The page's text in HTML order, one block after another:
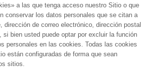
a las que tenga acceso nuestro Sitio o que
conservar los datos personales que se citan a
dirección de correo electrónico, dirección postal
si bien usted puede optar por excluir la función
personales en las cookies. Todas las cookies
están configuradas de forma que sean
sitios.